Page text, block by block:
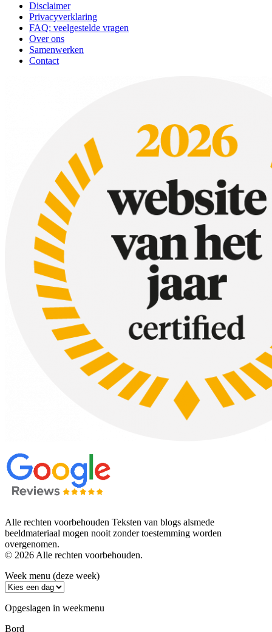
Disclaimer
Privacyverklaring
FAQ: veelgestelde vragen
Over ons
Samenwerken
Contact
Alle rechten voorbehouden Teksten van blogs alsmede
beeldmateriaal mogen nooit zonder toestemming worden
overgenomen.
© 2026 Alle rechten voorbehouden.
Week menu (deze week)
Opgeslagen in weekmenu
Bord